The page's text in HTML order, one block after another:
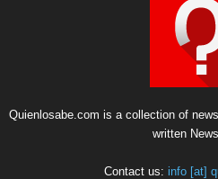
Quienlosabe.com is a collection of
written
Contact us: info [at]